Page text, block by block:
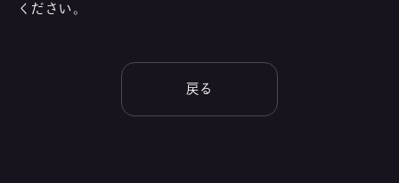
ください。
戻る